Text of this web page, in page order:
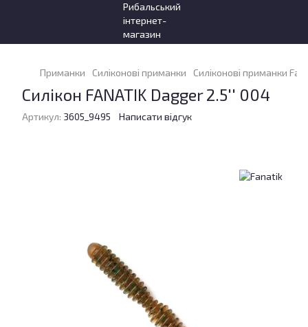
Приманки Силіконові приманки Силіконові приманки
Силікон FANATIK Dagger 2.5'' 004
Артикул: 3605_9495 Написати відгук